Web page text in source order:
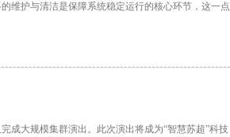
维护与清洁是保障系统稳定运行的核心环节，这一点
成大规模集群演出。此次演出将成为“智慧苏超”科技